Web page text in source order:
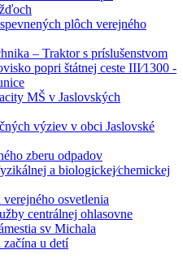
plôch verejného
– Traktor s príslušenstvom
popri štátnej ceste III⁄1300 -
MŠ v Jaslovských
výziev v obci Jaslovské
zberu odpadov
a biologickej⁄chemickej
osvetlenia
centrálnej ohlasovne
sv Michala
u detí